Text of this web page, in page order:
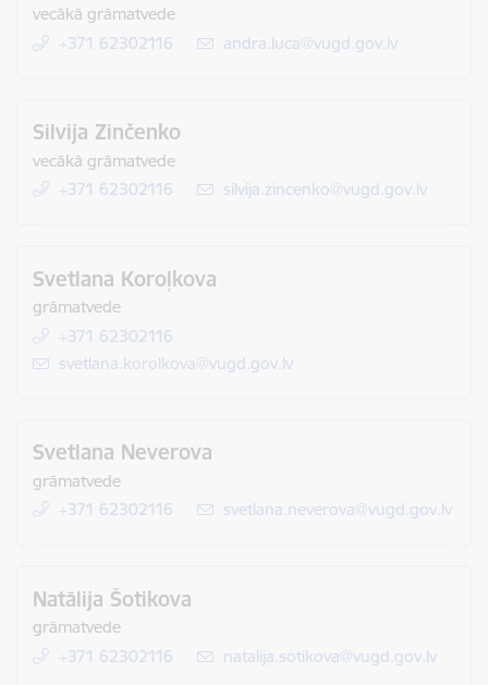
vecākā grāmatvede
+371 62302116
E-pasts:
andra.luca@vugd.gov.lv
Silvija Zinčenko
vecākā grāmatvede
+371 62302116
E-pasts:
silvija.zincenko@vugd.gov.lv
Svetlana Koroļkova
grāmatvede
+371 62302116
E-pasts:
svetlana.korolkova@vugd.gov.lv
Svetlana Neverova
grāmatvede
+371 62302116
E-pasts:
svetlana.neverova@vugd.gov.lv
Natālija Šotikova
grāmatvede
+371 62302116
E-pasts:
natalija.sotikova@vugd.gov.lv